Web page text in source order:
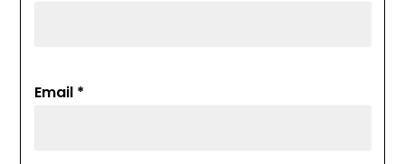
Email *